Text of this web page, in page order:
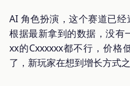
AI 角色扮演，这个赛道已经
根据最新拿到的数据，没有
xx的Cxxxxxx都不行，价格
了，新玩家在想到增长方式